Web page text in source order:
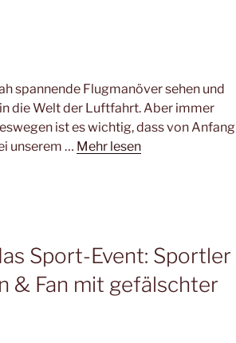
spannende Flugmanöver sehen und
die Welt der Luftfahrt. Aber immer
ist es wichtig, dass von Anfang
unserem … Mehr lesen
Sport-Event: Sportler
& Fan mit gefälschter